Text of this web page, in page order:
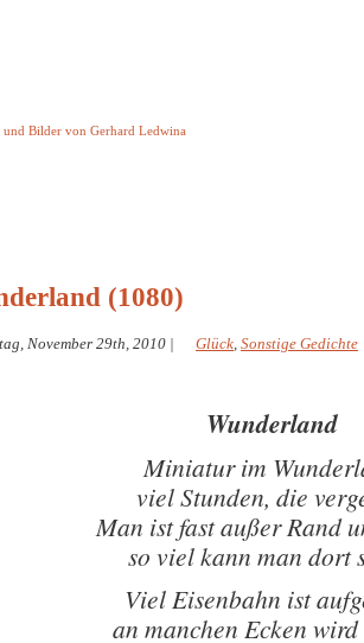
und Bilder von Gerhard Ledwina
(1080)
November 29th, 2010 | Glück, Sonstige Gedichte
Wunderland
Miniatur im
viel Stunden, die
Man ist fast außer Rand
so viel kann man dort
Viel Eisenbahn ist
an manchen Ecken